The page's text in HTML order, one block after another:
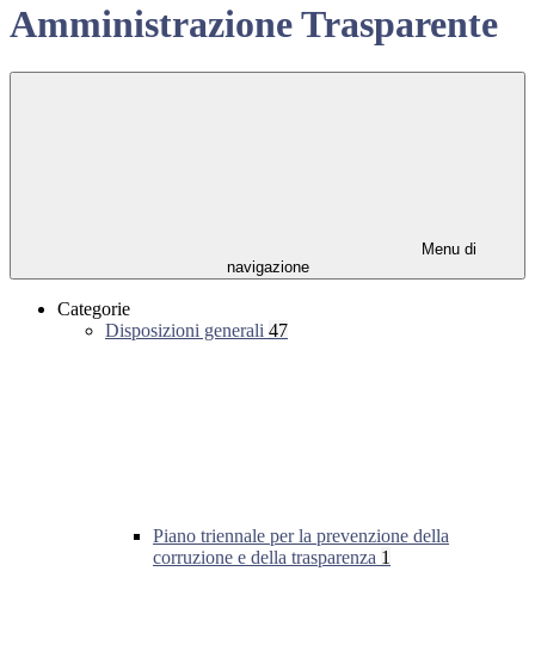
Amministrazione Trasparente
Menu di
navigazione
Categorie
Disposizioni generali 47
Piano triennale per la prevenzione della
corruzione e della trasparenza 1